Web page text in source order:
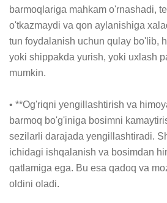
barmoqlariga mahkam o'rnashadi,
o'tkazmaydi va qon aylanishiga
tun foydalanish uchun qulay bo'lib,
yoki shippakda yurish, yoki uxlash
mumkin.
• **Og'riqni yengillashtirish va
barmoq bo'g'iniga bosimni
sezilarli darajada yengillashtiradi.
ichidagi ishqalanish va bosimdan
qatlamiga ega. Bu esa qadoq va
oldini oladi.